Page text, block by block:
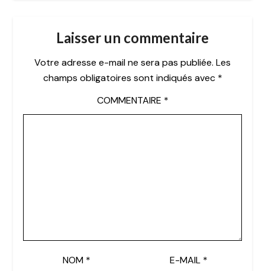
Laisser un commentaire
Votre adresse e-mail ne sera pas publiée. Les
champs obligatoires sont indiqués avec *
COMMENTAIRE *
NOM * E-MAIL *